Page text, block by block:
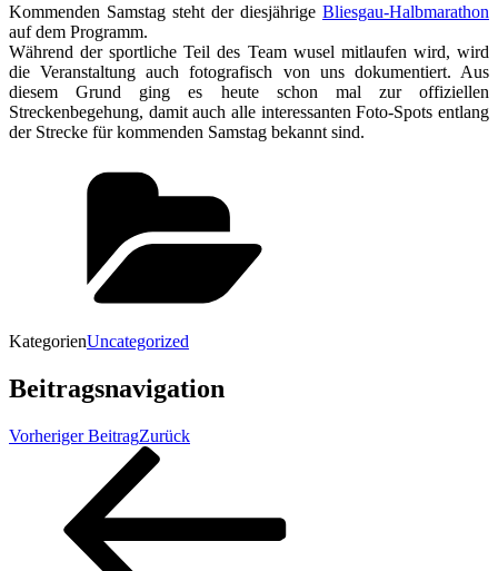
Kommenden Samstag steht der diesjährige Bliesgau-Halbmarathon
auf dem Programm.
Während der sportliche Teil des Team wusel mitlaufen wird, wird
die Veranstaltung auch fotografisch von uns dokumentiert. Aus
diesem Grund ging es heute schon mal zur offiziellen
Streckenbegehung, damit auch alle interessanten Foto-Spots entlang
der Strecke für kommenden Samstag bekannt sind.
KategorienUncategorized
Beitragsnavigation
Vorheriger BeitragZurück